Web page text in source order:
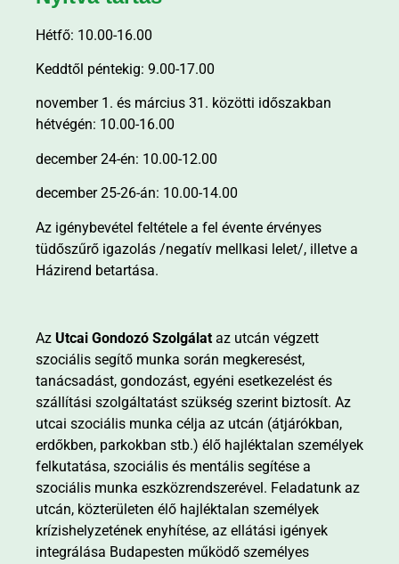
Hétfő: 10.00-16.00
Keddtől péntekig: 9.00-17.00
november 1. és március 31. közötti időszakban
hétvégén: 10.00-16.00
december 24-én: 10.00-12.00
december 25-26-án: 10.00-14.00
Az igénybevétel feltétele a fel évente érvényes
tüdőszűrő igazolás /negatív mellkasi lelet/, illetve a
Házirend betartása.
Az Utcai Gondozó Szolgálat az utcán végzett
szociális segítő munka során megkeresést,
tanácsadást, gondozást, egyéni esetkezelést és
szállítási szolgáltatást szükség szerint biztosít. Az
utcai szociális munka célja az utcán (átjárókban,
erdőkben, parkokban stb.) élő hajléktalan személyek
felkutatása, szociális és mentális segítése a
szociális munka eszközrendszerével. Feladatunk az
utcán, közterületen élő hajléktalan személyek
krízishelyzetének enyhítése, az ellátási igények
integrálása Budapesten működő személyes